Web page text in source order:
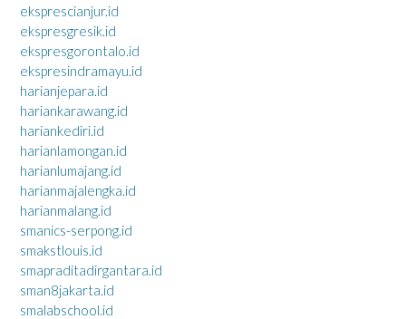
eksprescianjur.id
ekspresgresik.id
ekspresgorontalo.id
ekspresindramayu.id
harianjepara.id
hariankarawang.id
hariankediri.id
harianlamongan.id
harianlumajang.id
harianmajalengka.id
harianmalang.id
smanics-serpong.id
smakstlouis.id
smapraditadirgantara.id
sman8jakarta.id
smalabschool.id